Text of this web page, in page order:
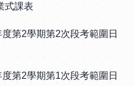
式課表
第2學期第2次段考範圍日
第2學期第1次段考範圍日